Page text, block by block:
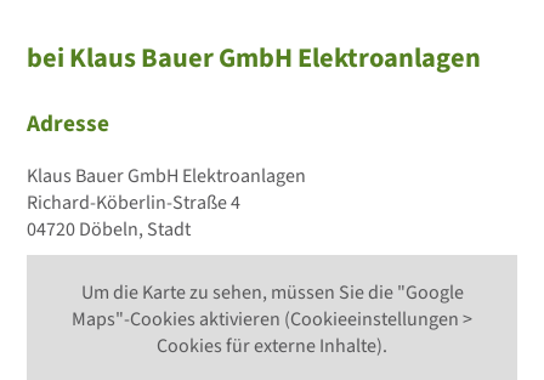
bei Klaus Bauer GmbH Elektroanlagen
Adresse
Klaus Bauer GmbH Elektroanlagen
Richard-Köberlin-Straße 4
04720 Döbeln, Stadt
Um die Karte zu sehen, müssen Sie die "Google
Maps"-Cookies aktivieren (Cookieeinstellungen >
Cookies für externe Inhalte).